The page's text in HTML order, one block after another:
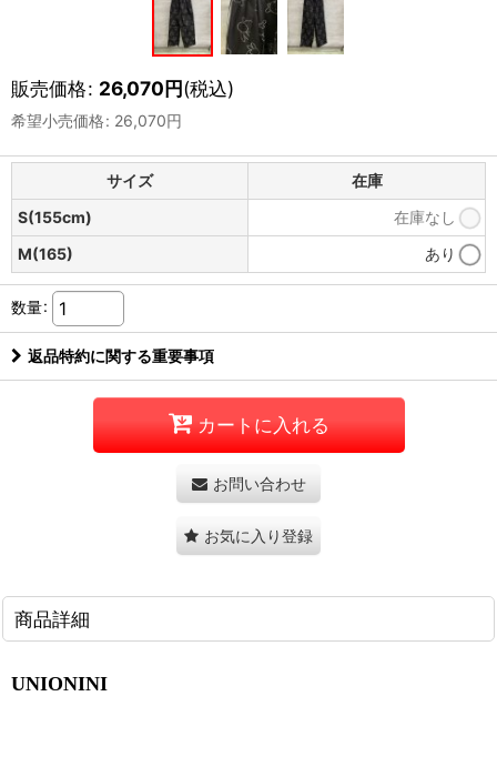
販売価格: 26,070円(税込)
希望小売価格: 26,070円
サイズ
在庫
S(155cm)
在庫なし
M(165)
あり
数量:
返品特約に関する重要事項
カートに入れる
お問い合わせ
お気に入り登録
商品詳細
UNIONINI